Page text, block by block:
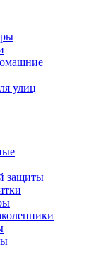
улиц
защиты